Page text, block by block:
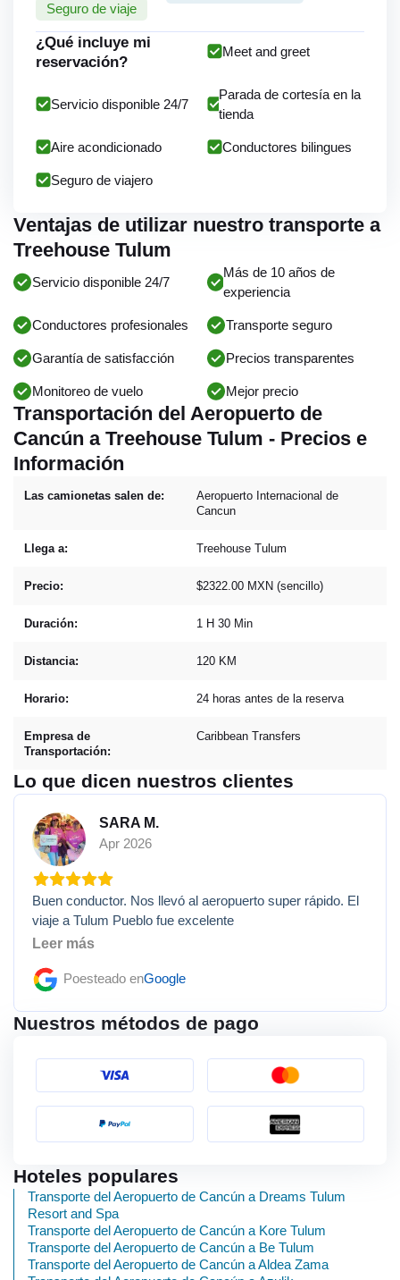
Seguro de viaje
¿Qué incluye mi
reservación?
Meet and greet
Servicio disponible 24/7
Parada de cortesía en la
tienda
Aire acondicionado Conductores bilingues
Seguro de viajero
Ventajas de utilizar nuestro transporte a
Treehouse Tulum
Servicio disponible 24/7
Más de 10 años de
experiencia
Conductores profesionales Transporte seguro
Garantía de satisfacción Precios transparentes
Monitoreo de vuelo Mejor precio
Transportación del Aeropuerto de
Cancún a Treehouse Tulum - Precios e
Información
Las camionetas salen de:
Aeropuerto Internacional de
Cancun
Llega a: Treehouse Tulum
Precio: $2322.00 MXN (sencillo)
Duración: 1 H 30 Min
Distancia: 120 KM
Horario: 24 horas antes de la reserva
Empresa de
Transportación:
Caribbean Transfers
Lo que dicen nuestros clientes
SARA M.
Apr 2026
Buen conductor. Nos llevó al aeropuerto super rápido. El
viaje a Tulum Pueblo fue excelente
Leer más
Poesteado enGoogle
Nuestros métodos de pago
Hoteles populares
Transporte del Aeropuerto de Cancún a Dreams Tulum
Resort and Spa
Transporte del Aeropuerto de Cancún a Kore Tulum
Transporte del Aeropuerto de Cancún a Be Tulum
Transporte del Aeropuerto de Cancún a Aldea Zama